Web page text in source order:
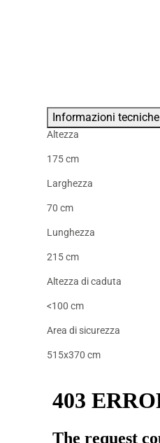
Informazioni tecniche
Altezza
175 cm
Larghezza
70 cm
Lunghezza
215 cm
Altezza di caduta
<100 cm
Area di sicurezza
515x370 cm